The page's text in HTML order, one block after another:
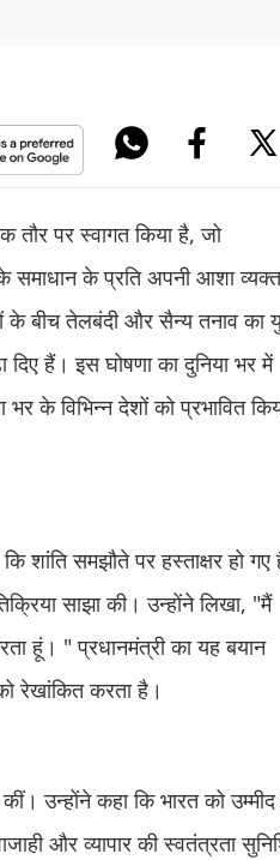
तौर पर स्वागत किया है, जो
समाधान के प्रति अपनी आशा
के बीच तेलबंदी और सैन्य तनाव का
हैं। इस घोषणा का दुनिया भर में
के विभिन्न देशों को प्रभावित
समझौते पर हस्ताक्षर हो गए
साझा की। उन्होंने लिखा, "मैं
हूं। " प्रधानमंत्री का यह बयान
रेखांकित करता है।
उन्होंने कहा कि भारत को
और व्यापार की स्वतंत्रता